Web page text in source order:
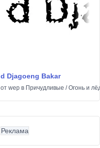
d Djagoeng Bakar
от wep в Причудливые /Огонь и
Реклама